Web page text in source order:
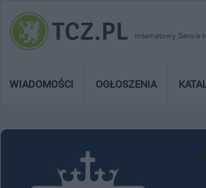
Internetowy Serwis
WIADOMOŚCI OGŁOSZENIA